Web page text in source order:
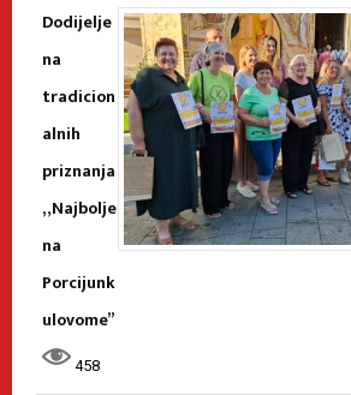
Dodijelje
na
tradicion
alnih
priznanja
„Najbolje
na
Porcijunk
ulovome”
458